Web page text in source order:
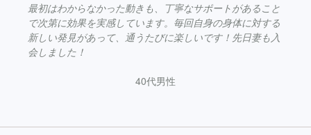
最初はわからなかった動きも、丁寧なサポートがあること
で次第に効果を実感しています。毎回自身の身体に対する
新しい発見があって、通うたびに楽しいです！先日妻も入
会しました！
40代男性